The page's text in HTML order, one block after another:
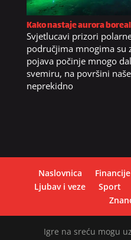
Kako nastaje aurora
Svjetlucavi prizori
područjima mnogima su
pojava počinje mnogo
svemiru, na površini
neprekidno
Naslovnica Financije
Ljubav i veze
Sport
Igre na sreću mogu